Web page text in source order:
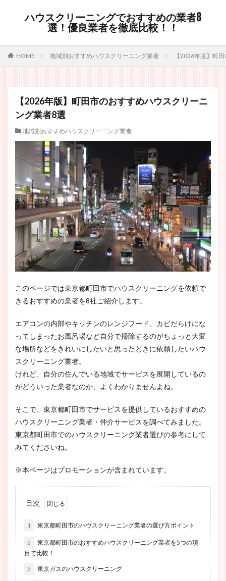
ハウスクリーニングでおすすめの業者8
選！優良業者を徹底比較！！
HOME 地域別おすすめハウスクリーニング業者 【2026年版】町
【2026年版】町田市のおすすめハウスクリーニ
ング業者8選
地域別おすすめハウスクリーニング業者
このページでは東京都町田市でハウスクリーニングを依頼で
きるおすすめの業者を8社ご紹介します。
エアコンの内部やキッチンのレンジフード、カビだらけにな
ってしまったお風呂場など自分で掃除するのがちょっと大変
な場所などをきれいにしたいと思ったときに依頼したいハウ
スクリーニング業者。
けれど、自分の住んでいる地域でサービスを展開しているの
がどういった業者なのか、よくわかりませんよね。
そこで、東京都町田市でサービスを提供しているおすすめの
ハウスクリーニング業者・仲介サービスを調べてみました。
東京都町田市でのハウスクリーニング業者選びの参考にして
みてくださいね。
※本ページはプロモーションが含まれています。
目次
1 東京都町田市のハウスクリーニング業者の選び方ポイント
2
東京都町田市のおすすめハウスクリーニング業者を5つの項
目で比較！
3 東京ガスのハウスクリーニング